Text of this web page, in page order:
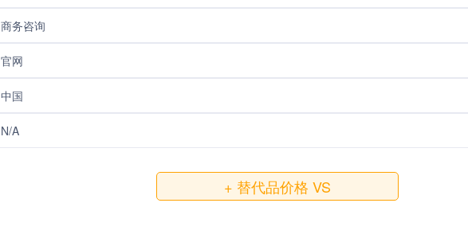
商务咨询
官网
中国
N/A
+ 替代品价格 VS